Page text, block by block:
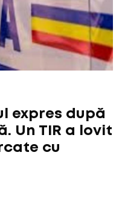
expres după
Un TIR a lovit
cu